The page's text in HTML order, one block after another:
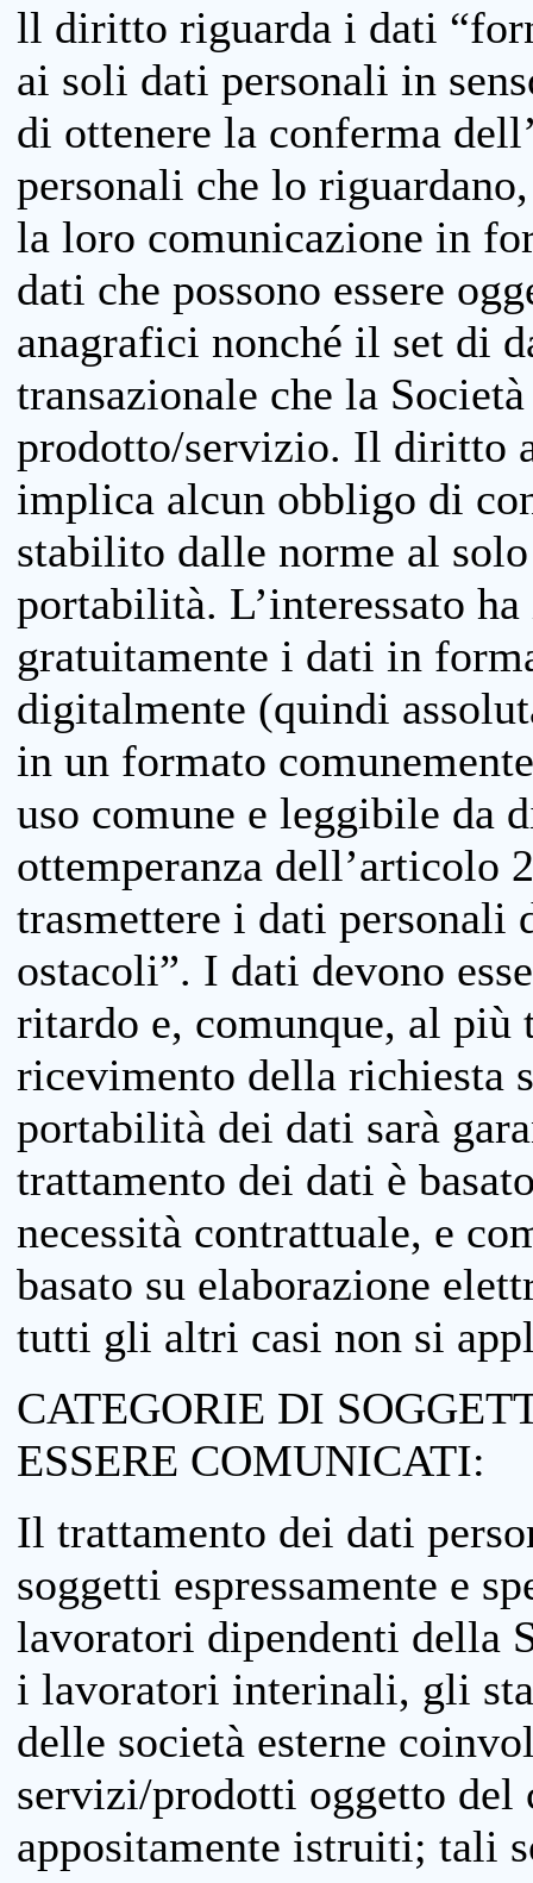
ll diritto riguarda i dati
ai soli dati personali in
di ottenere la conferma
personali che lo
la loro comunicazione in
dati che possono essere
anagrafici nonché il set di
transazionale che la
prodotto/servizio. Il diritto
implica alcun obbligo di
stabilito dalle norme al
portabilità. L’interessato
gratuitamente i dati in
digitalmente (quindi
in un formato
uso comune e leggibile da
ottemperanza dell’articolo
trasmettere i dati personali
ostacoli”. I dati devono
ritardo e, comunque, al più
ricevimento della richiesta
portabilità dei dati sarà
trattamento dei dati è
necessità contrattuale, e
basato su elaborazione
tutti gli altri casi non si
CATEGORIE DI
ESSERE COMUNICATI:
Il trattamento dei dati
soggetti espressamente e
lavoratori dipendenti della
i lavoratori interinali, gli
delle società esterne
servizi/prodotti oggetto
appositamente istruiti; tali